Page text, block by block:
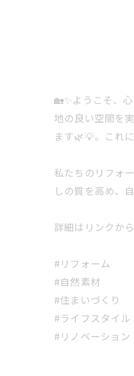
🏡✨ようこそ、
地の良い空間を
ます🌿💡。これ
私たちのリフォ
しの質を高め、
詳細はリンクから
#リフォーム
#自然素材
#住まいづくり
#ライフスタイル
#リノベーション